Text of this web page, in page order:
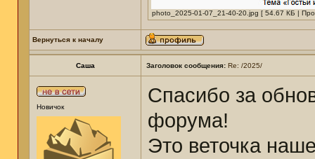
photo_2025-01-07_21-40-20.jpg [ 54.67 КБ |
Вернуться к началу
Саша Заголовок сообщения: Re: /2025/
Новичок
Спасибо за
форума!
Это веточка